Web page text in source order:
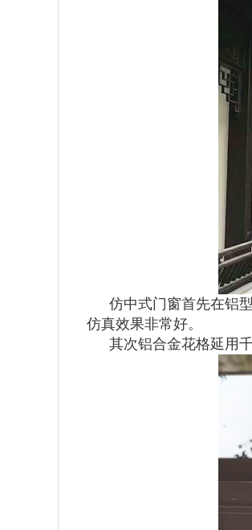
仿中式门窗首先在铝
仿真效果非常好。
其次铝合金花格延用